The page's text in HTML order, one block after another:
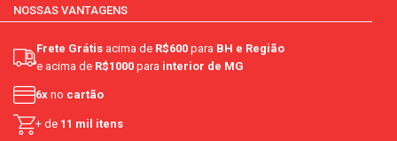
NOSSAS VANTAGENS
Frete Grátis acima de R$600 para BH e Região
e acima de R$1000 para interior de MG
6x no cartão
+ de 11 mil itens